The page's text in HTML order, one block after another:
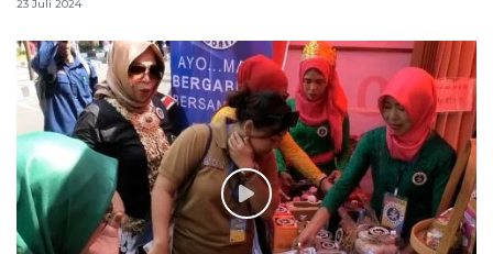
23 Juli 2024